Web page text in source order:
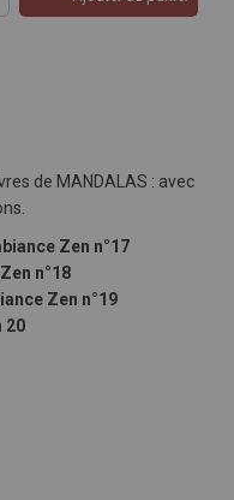
de MANDALAS : avec
Zen n°17
n°18
Zen n°19
20